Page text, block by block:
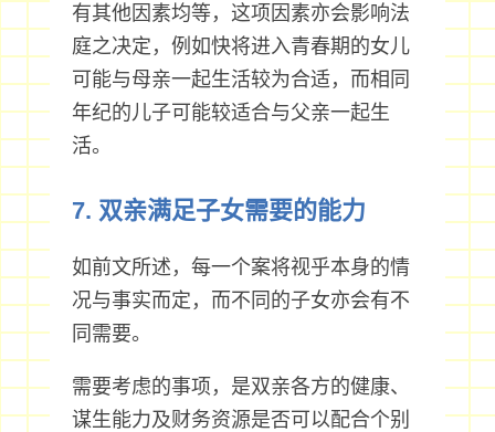
有其他因素均等，这项因素亦会影响法
庭之决定，例如快将进入青春期的女儿
可能与母亲一起生活较为合适，而相同
年纪的儿子可能较适合与父亲一起生
活。
7. 双亲满足子女需要的能力
如前文所述，每一个案将视乎本身的情
况与事实而定，而不同的子女亦会有不
同需要。
需要考虑的事项，是双亲各方的健康、
谋生能力及财务资源是否可以配合个别